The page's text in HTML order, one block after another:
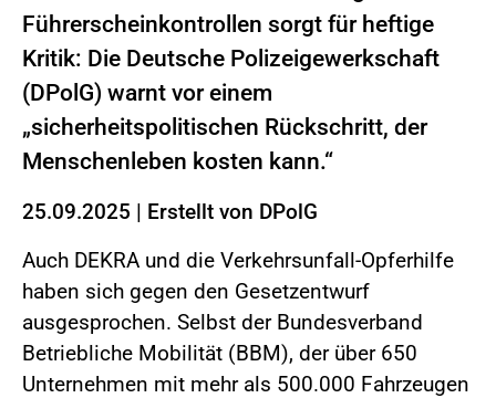
Führerscheinkontrollen sorgt für heftige
Kritik: Die Deutsche Polizeigewerkschaft
(DPolG) warnt vor einem
„sicherheitspolitischen Rückschritt, der
Menschenleben kosten kann.“
25.09.2025 | Erstellt von DPolG
Auch DEKRA und die Verkehrsunfall-Opferhilfe
haben sich gegen den Gesetzentwurf
ausgesprochen. Selbst der Bundesverband
Betriebliche Mobilität (BBM), der über 650
Unternehmen mit mehr als 500.000 Fahrzeugen